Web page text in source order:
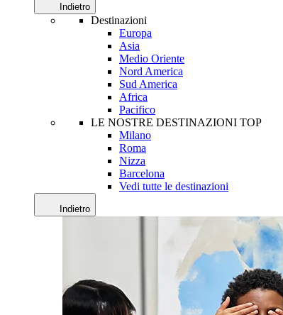
Indietro
Destinazioni
Europa
Asia
Medio Oriente
Nord America
Sud America
Africa
Pacifico
LE NOSTRE DESTINAZIONI TOP
Milano
Roma
Nizza
Barcelona
Vedi tutte le destinazioni
Indietro